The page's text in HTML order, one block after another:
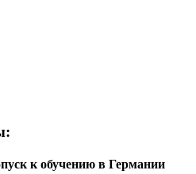
к обучению в Германии